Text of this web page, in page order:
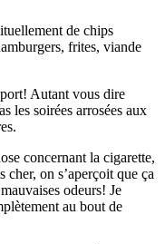
de chips
frites, viande
Autant vous dire
les soirées arrosées aux
concernant la cigarette,
cher, on s’aperçoit que ça
odeurs! Je
au bout de